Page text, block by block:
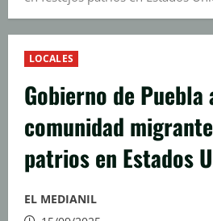
LOCALES
Gobierno de Puebla
comunidad
patrios en Estados
EL MEDIANIL